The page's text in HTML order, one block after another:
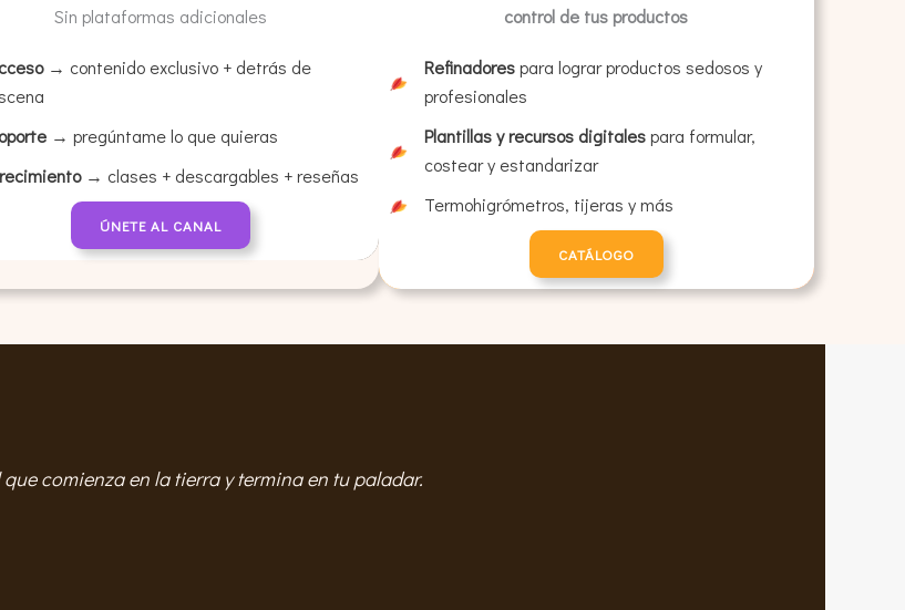
Sin plataformas adicionales
→ contenido exclusivo + detrás de
→ pregúntame lo que quieras
→ clases + descargables + reseñas
ÚNETE AL CANAL
control de tus productos
Refinadorespara lograr productos sedosos y
profesionales
Plantillas y recursos digitalespara formular,
costear y estandarizar
Termohigrómetros, tijeras y más
CATÁLOGO
comienza en la tierra y termina en tu paladar.